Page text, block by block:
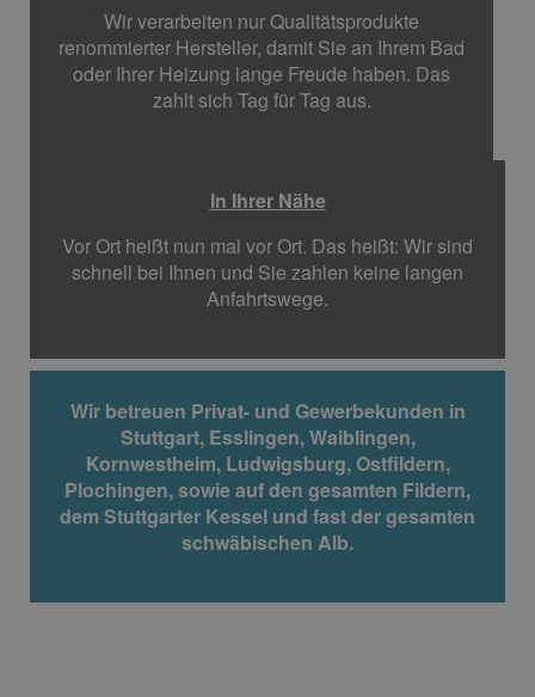
Wir verarbeiten nur Qualitätsprodukte
renommierter Hersteller, damit Sie an Ihrem Bad
oder Ihrer Heizung lange Freude haben. Das
zahlt sich Tag für Tag aus.
In Ihrer Nähe
Vor Ort heißt nun mal vor Ort. Das heißt: Wir sind
schnell bei Ihnen und Sie zahlen keine langen
Anfahrtswege.
Wir betreuen Privat- und Gewerbekunden in
Stuttgart, Esslingen, Waiblingen,
Kornwestheim, Ludwigsburg, Ostfildern,
Plochingen, sowie auf den gesamten Fildern,
dem Stuttgarter Kessel und fast der gesamten
schwäbischen Alb.